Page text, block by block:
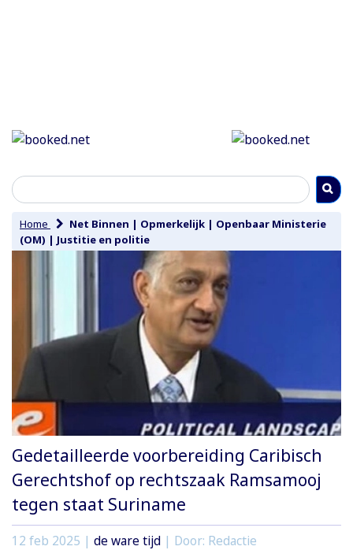
Home Net Binnen | Opmerkelijk | Openbaar Ministerie
(OM) | Justitie en politie
Gedetailleerde voorbereiding Caribisch
Gerechtshof op rechtszaak Ramsamooj
tegen staat Suriname
12 feb 2025 | de ware tijd | Door: Redactie